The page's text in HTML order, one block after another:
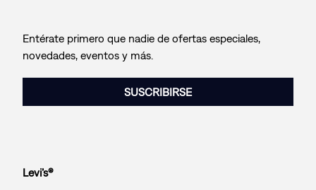
Entérate primero que nadie de ofertas especiales,
novedades, eventos y más.
SUSCRIBIRSE
Levi’s®